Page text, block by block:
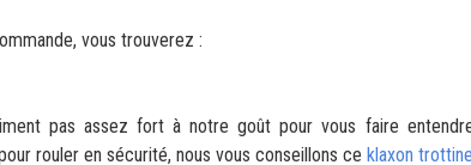
vous trouverez :
pas assez fort à notre goût pour vous faire
rouler en sécurité, nous vous conseillons ce klaxon